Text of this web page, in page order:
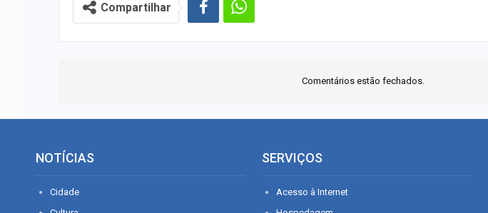
Compartilhar
Comentários estão fechados.
NOTÍCIAS
Cidade
SERVIÇOS
Acesso à Internet